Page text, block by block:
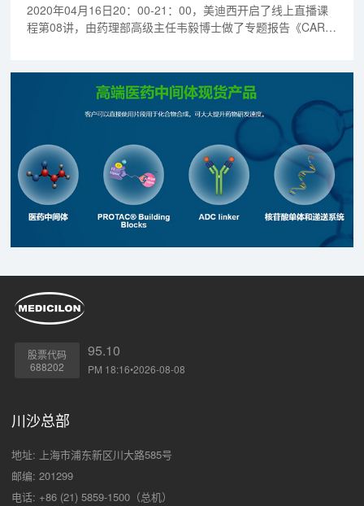
2020年04月16日20：00-21：00，美迪西开启了线上直播课
程第08讲，由药理部高级主任韦毅博士做了专题报告《CAR-T
股票代码
688202
95.10
PM 18:16•2026-08-08
川沙总部
地址: 上海市浦东新区川大路585号
邮编: 201299
电话: +86 (21) 5859-1500（总机）